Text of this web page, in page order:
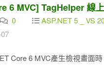
6 MVC] TagHelper 線
0
ASP.NET 5 _ VS
Core 6 MVC產生檢視畫面